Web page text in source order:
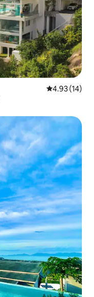
औसत रेटिंग 5 में
4.93 (14)